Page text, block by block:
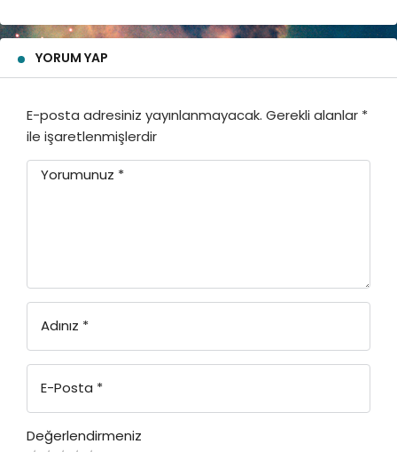
YORUM YAP
E-posta adresiniz yayınlanmayacak. Gerekli alanlar *
ile işaretlenmişlerdir
Yorumunuz *
Adınız *
E-Posta *
Değerlendirmeniz